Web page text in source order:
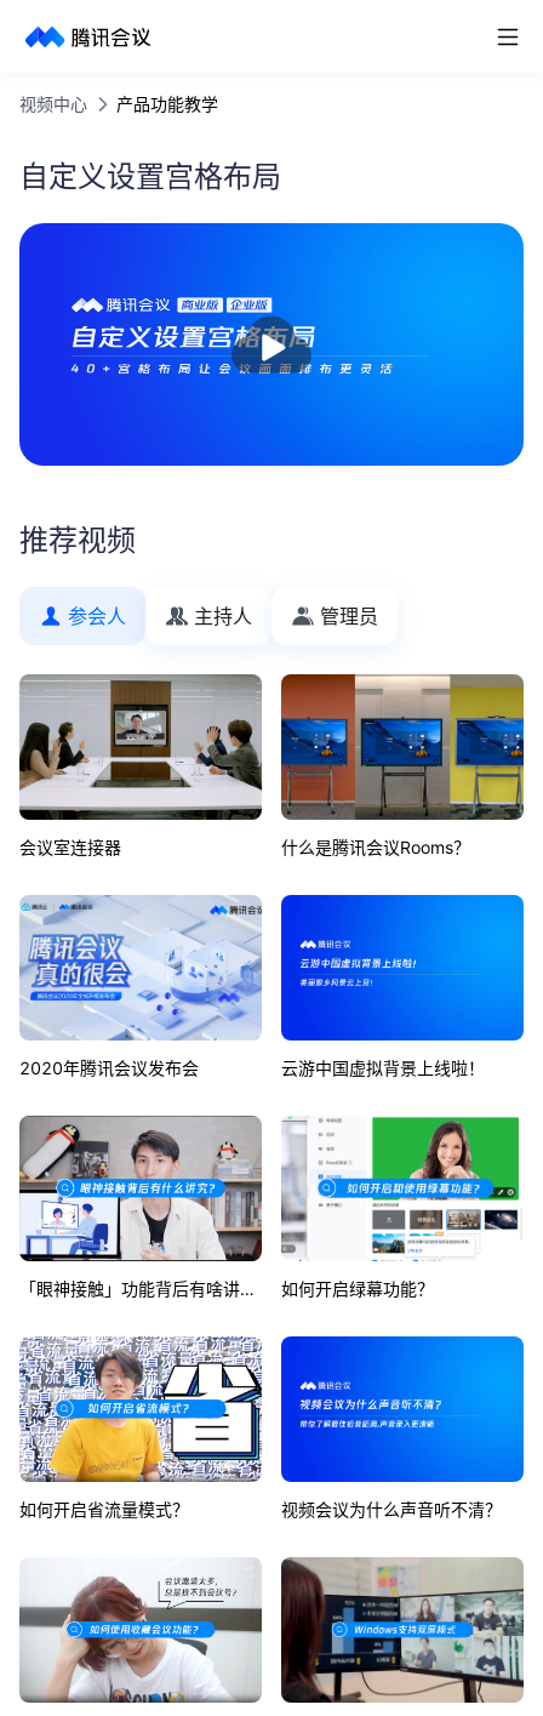
取消
历史搜索
视频中心 产品功能教学
自定义设置宫格布局
播
放
推荐视频
参会人 主持人 管理员
会议室连接器 什么是腾讯会议Rooms？
2020年腾讯会议发布会 云游中国虚拟背景上线啦！
「眼神接触」功能背后有啥讲究？ 如何开启绿幕功能？
如何开启省流量模式？ 视频会议为什么声音听不清？